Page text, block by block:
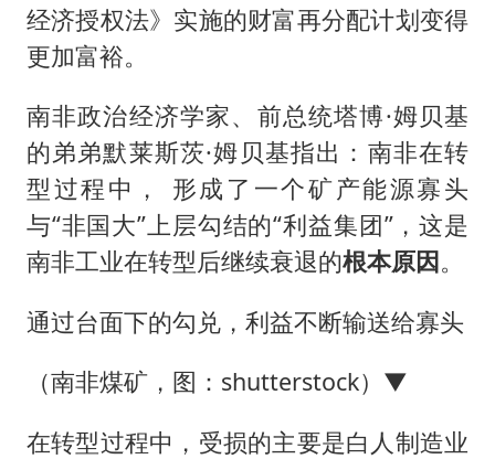
经济授权法》实施的财富再分配计划变得
更加富裕。
南非政治经济学家、前总统塔博·姆贝基
的弟弟默莱斯茨·姆贝基指出：南非在转
型过程中， 形成了一个矿产能源寡头
与“非国大”上层勾结的“利益集团”，这是
南非工业在转型后继续衰退的根本原因。
通过台面下的勾兑，利益不断输送给寡头
（南非煤矿，图：shutterstock）▼
在转型过程中，受损的主要是白人制造业